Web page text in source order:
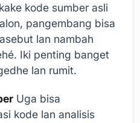
kode sumber asli
pangembang bisa
lan nambah
Iki penting banget
lan rumit.
Uga bisa
kode lan analisis